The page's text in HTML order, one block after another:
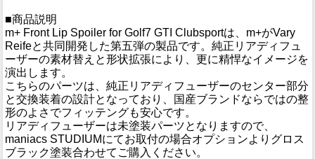
■商品説明
m+ Front Lip Spoiler for Golf7 GTI Clubsportは、m+がVary
Reifeと共同開発した第五弾の製品です。純正リアディフュ
ーザーの素材替えと形状拡張により、更に精悍なイメージを
演出します。
こちらのパーツは、純正リアディフューザーのセンター部分
と交換装着の設計となっており、国産ブランドならではの整
形のよさでフィッテングも安心です。
リアディフューザーは未塗装パーツとなりますので、
maniacs STUDIUMにてお取付の場合オプションよりグロス
ブラック塗装合わせてご購入ください。